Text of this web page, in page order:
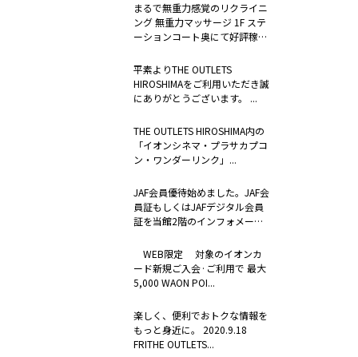
まるで無重力感覚のリクライニ
ング 無重力マッサージ 1F ステ
ーションコート奥にて好評稼
平素よりTHE OUTLETS
HIROSHIMAをご利用いただき誠
にありがとうございます。 ...
THE OUTLETS HIROSHIMA内の
「イオンシネマ・プラサカプコ
ン・ワンダーリンク」...
JAF会員優待始めました。JAF会
員証もしくはJAFデジタル会員
証を当館2階のインフォメーシ
WEB限定 対象のイオンカ
ード新規ご入会·ご利用で 最大
5,000 WAON POI...
楽しく、便利でおトクな情報を
もっと身近に。 2020.9.18
FRITHE OUTLETS...